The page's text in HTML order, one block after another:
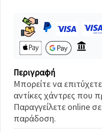
κλικ στο
Αποθήκευση.
όλα!
Ρυθμίσεις
Περιγραφή
Μπορείτε να
αντίκες χάντρες που
Παραγγείλετε online
παράδοση.